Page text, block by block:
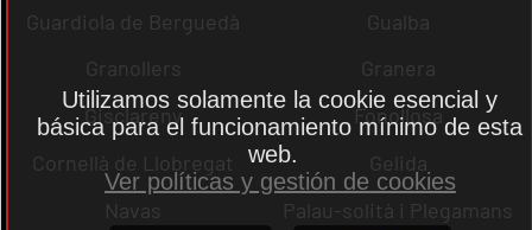
Guardiola de Berguedà
Gualba
Granollers
Granera
Gisclareny
Fonollosa
Cornellà de Llobregat
Gelida
Navas
Palau-solità i Plegamans
Utilizamos solamente la cookie esencial y
básica para el funcionamiento mínimo de esta
web.
Ver políticas y gestión de cookies